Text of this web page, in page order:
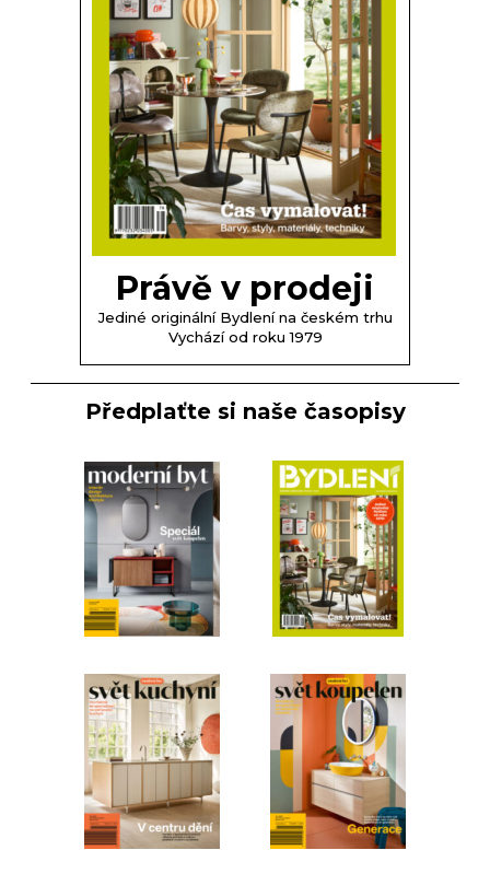
Právě v prodeji
Jediné originální Bydlení na českém trhu
Vychází od roku 1979
Předplaťte si naše časopisy